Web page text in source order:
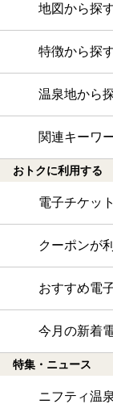
地図から探
特徴から探
温泉地から
関連キーワ
おトクに利用する
電子チケッ
クーポンが
おすすめ電
今月の新着
特集・ニュース
ニフティ温